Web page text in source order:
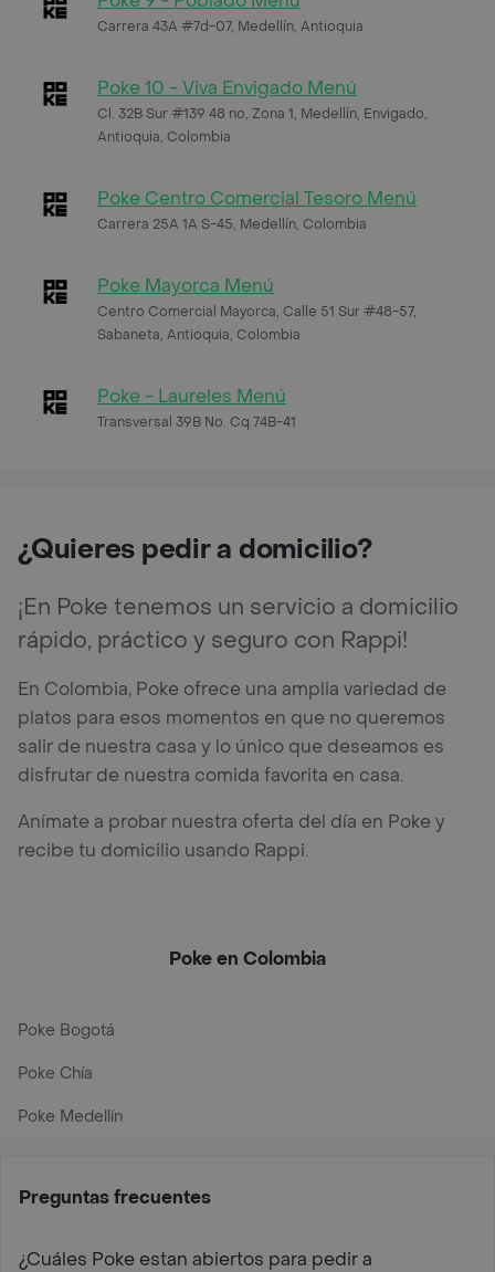
Carrera 43A #7d-07, Medellín, Antioquia
Poke 10 - Viva Envigado Menú
Cl. 32B Sur #139 48 no, Zona 1, Medellín, Envigado,
Antioquia, Colombia
Poke Centro Comercial Tesoro Menú
Carrera 25A 1A S-45, Medellín, Colombia
Poke Mayorca Menú
Centro Comercial Mayorca, Calle 51 Sur #48-57,
Sabaneta, Antioquia, Colombia
Poke - Laureles Menú
Transversal 39B No. Cq 74B-41
¿Quieres pedir a domicilio?
¡En Poke tenemos un servicio a domicilio
rápido, práctico y seguro con Rappi!
En Colombia, Poke ofrece una amplia variedad de
platos para esos momentos en que no queremos
salir de nuestra casa y lo único que deseamos es
disfrutar de nuestra comida favorita en casa.
Anímate a probar nuestra oferta del día en Poke y
recibe tu domicilio usando Rappi.
Poke en Colombia
Poke Bogotá
Poke Chía
Poke Medellín
Preguntas frecuentes
¿Cuáles Poke estan abiertos para pedir a